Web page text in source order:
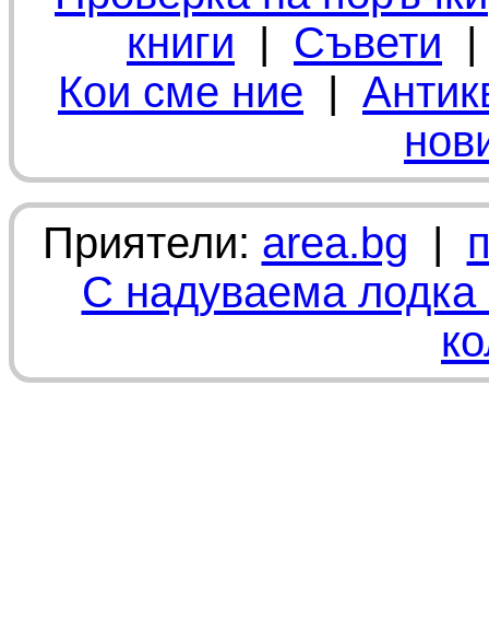
книги | Съвети
Кои сме ние |
Приятели: area.bg |
С надуваема лодка